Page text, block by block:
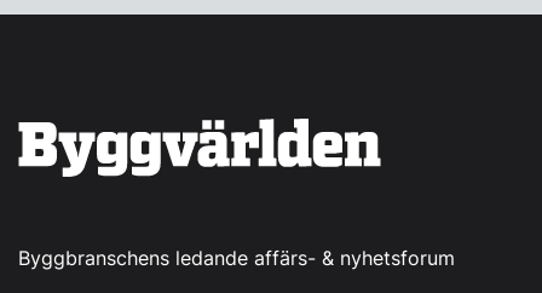
Byggbranschens ledande affärs- & nyhetsforum